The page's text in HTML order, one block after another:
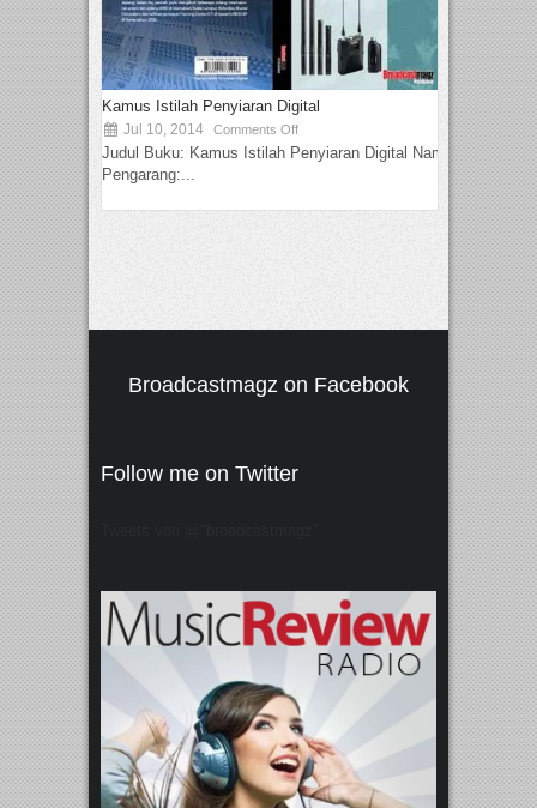
Kamus Istilah Penyiaran Digital
Jul 10, 2014 Comments Off
Judul Buku: Kamus Istilah Penyiaran Digital Nama
Pengarang:...
Broadcastmagz on Facebook
Follow me on Twitter